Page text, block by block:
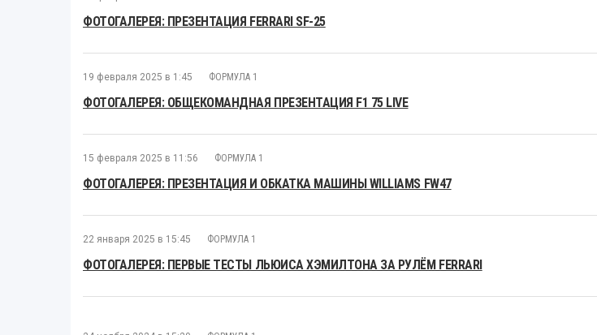
ФОТОГАЛЕРЕЯ: ПРЕЗЕНТАЦИЯ FERRARI SF-25
19 февраля 2025 в 1:45 ФОРМУЛА 1
ФОТОГАЛЕРЕЯ: ОБЩЕКОМАНДНАЯ ПРЕЗЕНТАЦИЯ F1 75 LIVE
15 февраля 2025 в 11:56 ФОРМУЛА 1
ФОТОГАЛЕРЕЯ: ПРЕЗЕНТАЦИЯ И ОБКАТКА МАШИНЫ WILLIAMS FW47
22 января 2025 в 15:45 ФОРМУЛА 1
ФОТОГАЛЕРЕЯ: ПЕРВЫЕ ТЕСТЫ ЛЬЮИСА ХЭМИЛТОНА ЗА РУЛЁМ FERRARI